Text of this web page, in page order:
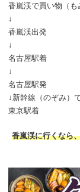
香嵐渓で買い物（も
↓
香嵐渓出発
↓
名古屋駅着
↓
名古屋駅発
↓新幹線（のぞみ）
東京駅着
香嵐渓に行くなら